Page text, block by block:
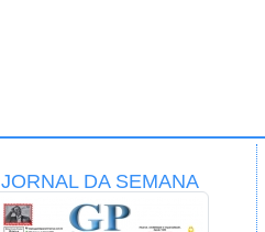
JORNAL DA SEMANA